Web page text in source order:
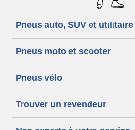
Pneus auto, SUV et utilitaire
Pneus moto et scooter
Pneus vélo
Trouver un revendeur